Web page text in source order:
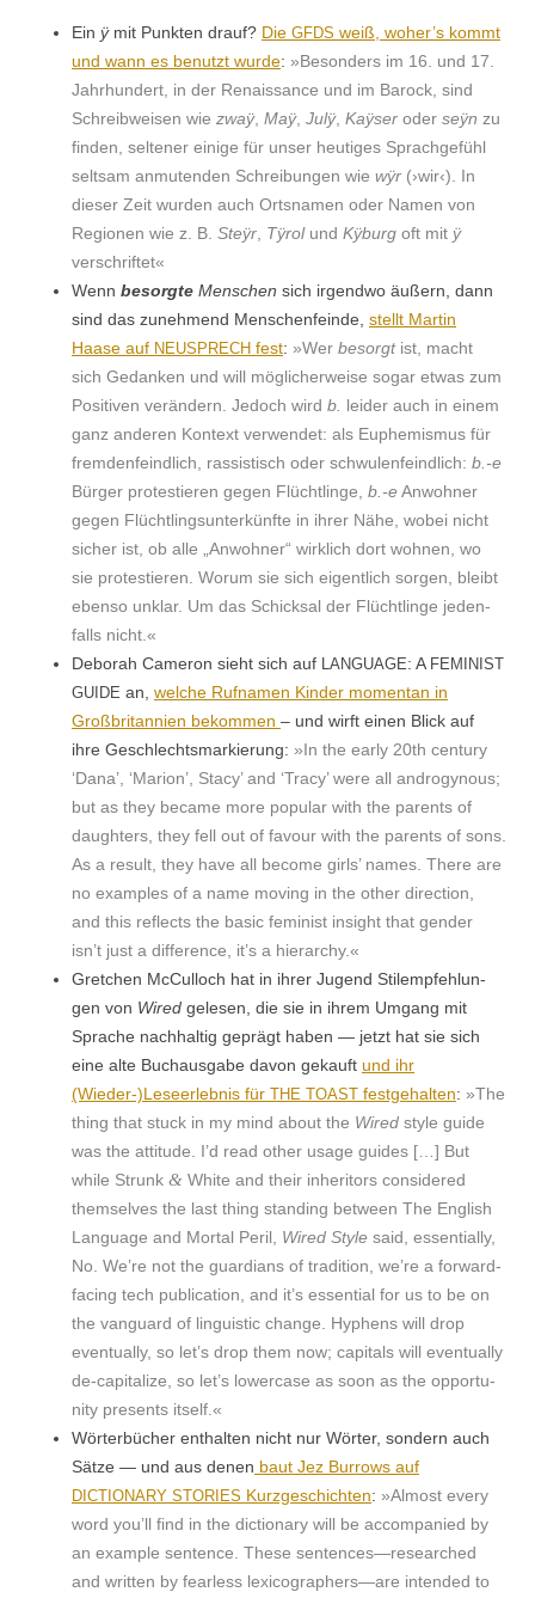
Ein ÿmit Punk­ten drauf? Die GFDS weiß, woher’s kommt
und wann es benutzt wurde: »Beson­ders im 16. und 17.
Jahrhun­dert, in der Renais­sance und im Barock, sind
Schreib­weisen wie zwaÿ, Maÿ, Julÿ, Kaÿs­er oder seÿn zu
find­en, sel­tener einige für unser heutiges Sprachge­fühl
selt­sam anmu­ten­den Schrei­bun­gen wie wÿr (›wir‹). In
dieser Zeit wur­den auch Ort­sna­men oder Namen von
Regio­nen wie z. B. Steÿr Tÿrolund Kÿburg oft mit ÿ
verschriftet«
Wenn besorgte Men­schen sich irgend­wo äußern, dann
sind das zunehmend Men­schen­feinde, stellt Mar­tin
Haase auf NEUSPRECH fest: »Wer besorgtist, macht
sich Gedanken und will möglicher­weise sog­ar etwas zum
Pos­i­tiv­en verän­dern. Jedoch wird b. lei­der auch in einem
ganz anderen Kon­text ver­wen­det: als Euphemis­mus für
frem­den­feindlich, ras­sis­tisch oder schwu­len­feindlich: b.-e
Bürg­er protestieren gegen Flüchtlinge, b.-eAnwohn­er
gegen Flüchtling­sun­terkün­fte in ihrer Nähe, wobei nicht
sich­er ist, ob alle „Anwohn­er“ wirk­lich dort wohnen, wo
sie protestieren. Worum sie sich eigentlich sor­gen, bleibt
eben­so unklar. Um das Schick­sal der Flüchtlinge jeden­
falls nicht.«
Deb­o­rah Cameron sieht sich auf LANGUAGE: A FEMINIST
GUIDE an, welche Ruf­na­men Kinder momen­tan in
Großbri­tan­nien bekom­men – und wirft einen Blick auf
ihre Geschlechts­markierung: »In the ear­ly 20th cen­tu­ry
‘Dana’, ‘Mar­i­on’, Sta­cy’ and ‘Tra­cy’ were all androg­y­nous;
but as they became more pop­u­lar with the par­ents of
daugh­ters, they fell out of favour with the par­ents of sons.
As a result, they have all become girls’ names. There are
no exam­ples of a name mov­ing in the oth­er direc­tion,
and this reflects the basic fem­i­nist insight that gen­der
isn’t just a dif­fer­ence, it’s a hierarchy.«
Gretchen McCul­loch hat in ihrer Jugend Stilempfehlun­
gen von Wired gele­sen, die sie in ihrem Umgang mit
Sprache nach­haltig geprägt haben — jet­zt hat sie sich
eine alte Buchaus­gabe davon gekauft und ihr
(Wieder-)Leseerlebnis für
THE TOAST fest­ge­hal­ten: »The
thing that stuck in my mind about the Wired style guide
was the atti­tude. I’d read oth­er usage guides […] But
while Strunk & White and their inher­i­tors con­sid­ered
them­selves the last thing stand­ing between The Eng­lish
Lan­guage and Mor­tal Per­il, Wired Style said, essen­tial­ly,
No. We’re not the guardians of tra­di­tion, we’re a for­ward-
fac­ing tech pub­li­ca­tion, and it’s essen­tial for us to be on
the van­guard of lin­guis­tic change. Hyphens will drop
even­tu­al­ly, so let’s drop them now; cap­i­tals will even­tu­al­ly
de-cap­i­tal­ize, so let’s low­er­case as soon as the oppor­tu­
ni­ty presents itself.«
Wörter­büch­er enthal­ten nicht nur Wörter, son­dern auch
Sätze — und aus denen baut Jez Bur­rows auf
DICTIONARY STORIES Kurzgeschicht­en: »Almost every
word you’ll find in the dic­tio­nary will be accom­pa­nied by
an exam­ple sen­tence. These sentences—researched
and writ­ten by fear­less lexicographers—are intend­ed to